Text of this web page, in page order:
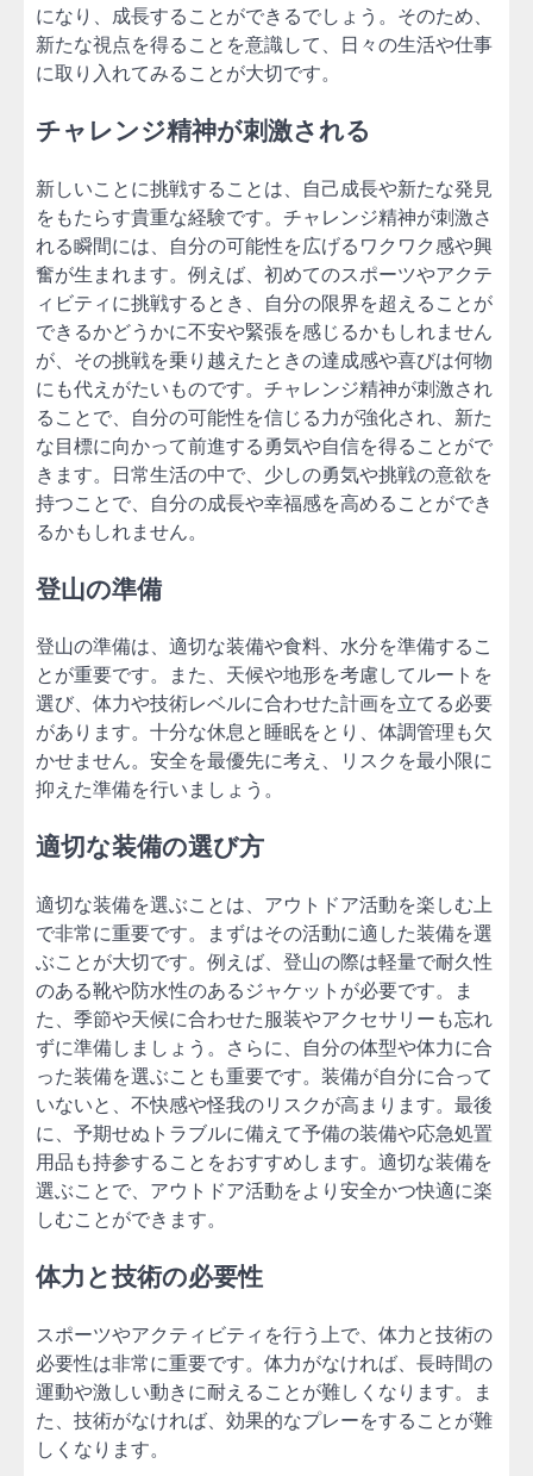
になり、成長することができるでしょう。そのため、
新たな視点を得ることを意識して、日々の生活や仕事
に取り入れてみることが大切です。
チャレンジ精神が刺激される
新しいことに挑戦することは、自己成長や新たな発見
をもたらす貴重な経験です。チャレンジ精神が刺激さ
れる瞬間には、自分の可能性を広げるワクワク感や興
奮が生まれます。例えば、初めてのスポーツやアクテ
ィビティに挑戦するとき、自分の限界を超えることが
できるかどうかに不安や緊張を感じるかもしれません
が、その挑戦を乗り越えたときの達成感や喜びは何物
にも代えがたいものです。チャレンジ精神が刺激され
ることで、自分の可能性を信じる力が強化され、新た
な目標に向かって前進する勇気や自信を得ることがで
きます。日常生活の中で、少しの勇気や挑戦の意欲を
持つことで、自分の成長や幸福感を高めることができ
るかもしれません。
登山の準備
登山の準備は、適切な装備や食料、水分を準備するこ
とが重要です。また、天候や地形を考慮してルートを
選び、体力や技術レベルに合わせた計画を立てる必要
があります。十分な休息と睡眠をとり、体調管理も欠
かせません。安全を最優先に考え、リスクを最小限に
抑えた準備を行いましょう。
適切な装備の選び方
適切な装備を選ぶことは、アウトドア活動を楽しむ上
で非常に重要です。まずはその活動に適した装備を選
ぶことが大切です。例えば、登山の際は軽量で耐久性
のある靴や防水性のあるジャケットが必要です。ま
た、季節や天候に合わせた服装やアクセサリーも忘れ
ずに準備しましょう。さらに、自分の体型や体力に合
った装備を選ぶことも重要です。装備が自分に合って
いないと、不快感や怪我のリスクが高まります。最後
に、予期せぬトラブルに備えて予備の装備や応急処置
用品も持参することをおすすめします。適切な装備を
選ぶことで、アウトドア活動をより安全かつ快適に楽
しむことができます。
体力と技術の必要性
スポーツやアクティビティを行う上で、体力と技術の
必要性は非常に重要です。体力がなければ、長時間の
運動や激しい動きに耐えることが難しくなります。ま
た、技術がなければ、効果的なプレーをすることが難
しくなります。